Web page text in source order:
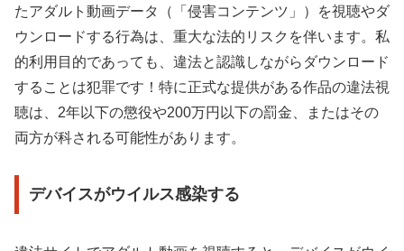
たアダルト動画データ（「侵害コンテンツ」）を視聴やダ
ウンロードする行為は、重大な法的リスクを伴います。私
的利用目的であっても、違法と認識しながらダウンロード
することは犯罪です！特に正式な提供がある作品の違法視
聴は、2年以下の懲役や200万円以下の罰金、またはその
両方が科される可能性があります。
デバイスがウイルス感染する